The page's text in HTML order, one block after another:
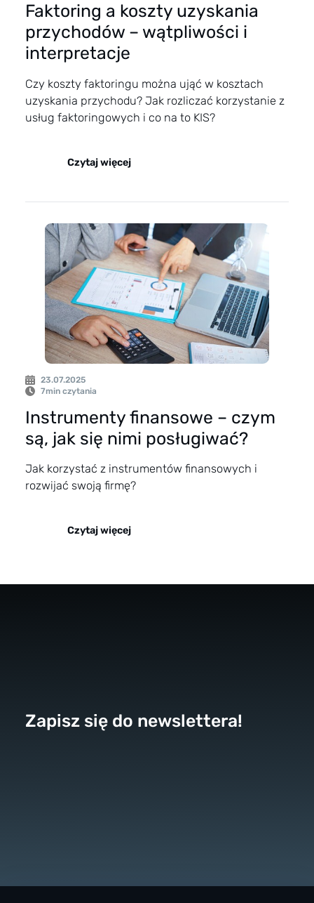
Faktoring a koszty uzyskania
przychodów – wątpliwości i
interpretacje
Czy koszty faktoringu można ująć w kosztach
uzyskania przychodu? Jak rozliczać korzystanie z
usług faktoringowych i co na to KIS?
Czytaj więcej
23.07.2025
7min czytania
Instrumenty finansowe – czym
są, jak się nimi posługiwać?
Jak korzystać z instrumentów finansowych i
rozwijać swoją firmę?
Czytaj więcej
Zapisz się do newslettera!